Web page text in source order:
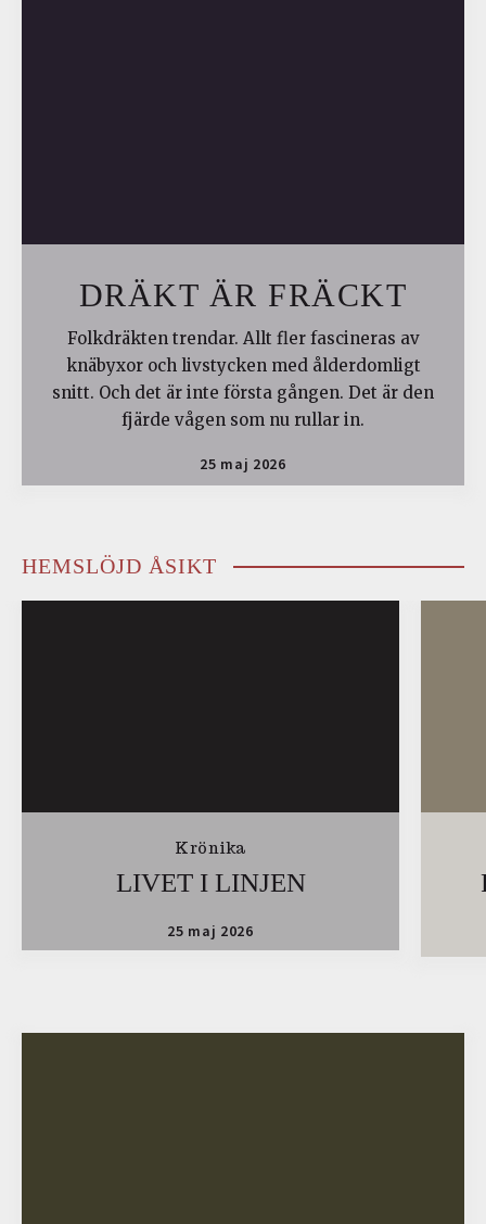
DRÄKT ÄR FRÄCKT
Folkdräkten trendar. Allt fler fascineras av
knäbyxor och livstycken med ålderdomligt
snitt. Och det är inte första gången. Det är den
fjärde vågen som nu rullar in.
25 maj 2026
HEMSLÖJD ÅSIKT
Krönika
LIVET I LINJEN
25 maj 2026